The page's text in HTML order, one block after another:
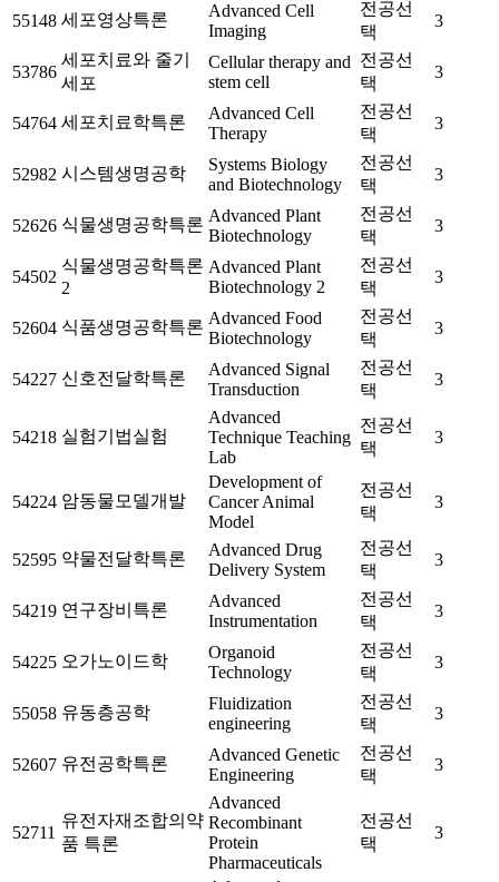
55148 세포영상특론
Advanced Cell
Imaging
전공선
택
3
53786
세포치료와 줄기
세포
Cellular therapy and
stem cell
전공선
택
3
54764 세포치료학특론
Advanced Cell
Therapy
전공선
택
3
52982 시스템생명공학
Systems Biology
and Biotechnology
전공선
택
3
52626 식물생명공학특론 Advanced Plant
Biotechnology
전공선
택
3
54502
식물생명공학특론
2
Advanced Plant
Biotechnology 2
전공선
택
3
52604 식품생명공학특론 Advanced Food
Biotechnology
전공선
택
3
54227 신호전달학특론
Advanced Signal
Transduction
전공선
택
3
54218 실험기법실험
Advanced
Technique Teaching
Lab
전공선
택
3
54224 암동물모델개발
Development of
Cancer Animal
Model
전공선
택
3
52595 약물전달학특론
Advanced Drug
Delivery System
전공선
택
3
54219 연구장비특론
Advanced
Instrumentation
전공선
택
3
54225 오가노이드학
Organoid
Technology
전공선
택
3
55058 유동층공학
Fluidization
engineering
전공선
택
3
52607 유전공학특론
Advanced Genetic
Engineering
전공선
택
3
52711
유전자재조합의약
품 특론
Advanced
Recombinant
Protein
Pharmaceuticals
전공선
택
3